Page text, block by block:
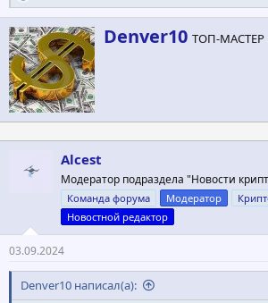
е
а
к
ц
и
и
:
А
в
Denver10 ТОП-МАСТЕР
Alcest
Модератор подраздела "Новости
Команда форума Модератор
Новостной редактор
03.09.2024
Denver10 написал(а):